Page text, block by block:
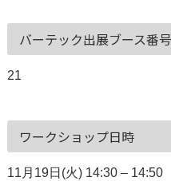
バーテック出展ブース番号
21
ワークショップ日時
11月19日(火) 14:30 – 14:50